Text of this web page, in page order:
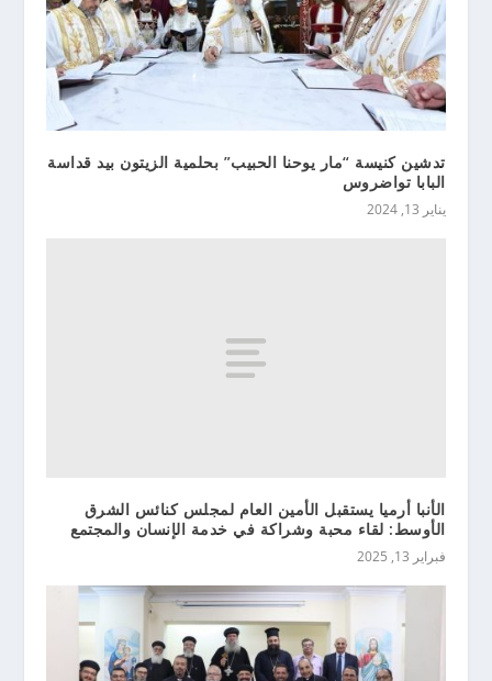
تدشين كنيسة “مار يوحنا الحبيب” بحلمية الزيتون بيد قداسة
البابا تواضروس
يناير 13, 2024
الأنبا أرميا يستقبل الأمين العام لمجلس كنائس الشرق
الأوسط: لقاء محبة وشراكة في خدمة الإنسان والمجتمع
فبراير 13, 2025